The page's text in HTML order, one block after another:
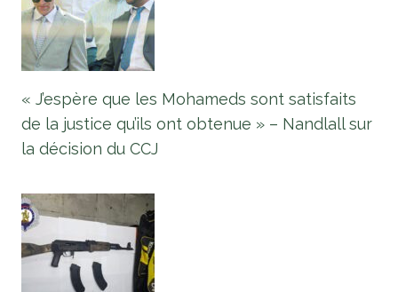
« J’espère que les Mohameds sont satisfaits
de la justice qu’ils ont obtenue » – Nandlall sur
la décision du CCJ